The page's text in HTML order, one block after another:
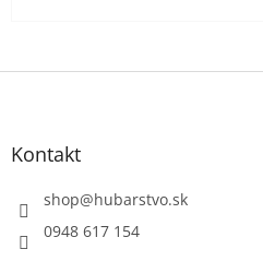
Z
Kontakt
shop@hubarstvo.sk
0948 617 154